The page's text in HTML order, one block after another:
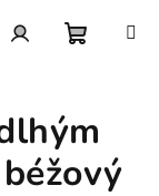
košík